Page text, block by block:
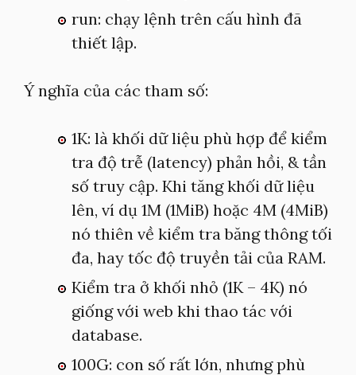
run: chạy lệnh trên cấu hình đã
thiết lập.
Ý nghĩa của các tham số:
1K: là khối dữ liệu phù hợp để kiểm
tra độ trễ (latency) phản hồi, & tần
số truy cập. Khi tăng khối dữ liệu
lên, ví dụ 1M (1MiB) hoặc 4M (4MiB)
nó thiên về kiểm tra băng thông tối
đa, hay tốc độ truyền tải của RAM.
Kiểm tra ở khối nhỏ (1K – 4K) nó
giống với web khi thao tác với
database.
100G: con số rất lớn, nhưng phù